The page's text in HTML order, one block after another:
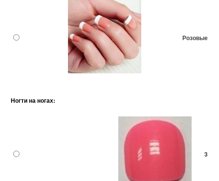
Розовые
Ногти на ногах:
3